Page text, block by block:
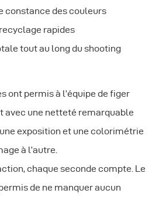
constance des couleurs
rapides
tout au long du shooting
ont permis à l’équipe de figer
avec une netteté remarquable
exposition et une colorimétrie
à l’autre.
chaque seconde compte. Le
de ne manquer aucun